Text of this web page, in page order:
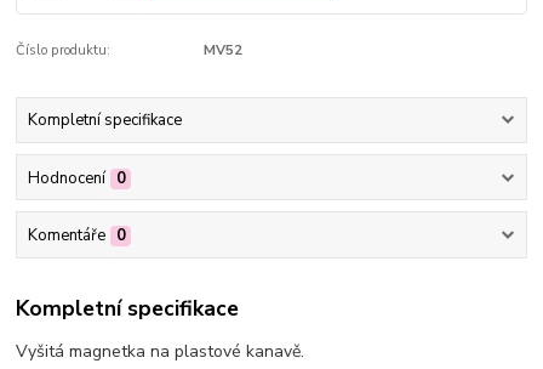
Číslo produktu: MV52
Kompletní specifikace
Hodnocení 0
Komentáře 0
Kompletní specifikace
Vyšitá magnetka na plastové kanavě.